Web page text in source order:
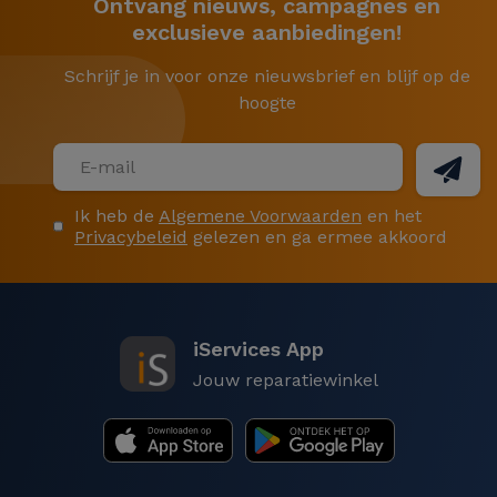
Samsung hoesjes
is verkrijgbaar in Liquid
Silicone, TPU of slanke versie. Vind ookXiaomi
hoesjes, Huawei - of Oppo-hoesjes, ook in siliconen
en TPU. Voor uw andere elektronische apparatuur
oortelefoons, onze
, ook compatibel
met onze Wireless Music Pods.
iServices siliconen hoesjes onderscheiden zich door
hun bouwkwaliteit, in 3 lagen:
- Microvezel binnenhoes
Waaromhoesjes online kopen bij
iServices?
Ontvang nieuws, campagnes en
exclusieve aanbiedingen!
Schrijf je in voor onze nieuwsbrief en blijf op de
hoogte
Ik heb de Algemene Voorwaarden en het
Privacybeleid gelezen en ga ermee akkoord
iServices App
Jouw reparatiewinkel